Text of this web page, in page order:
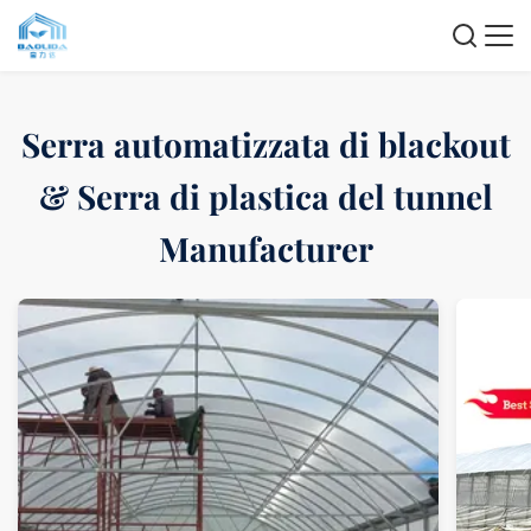
Serra automatizzata di blackout
& Serra di plastica del tunnel
Manufacturer